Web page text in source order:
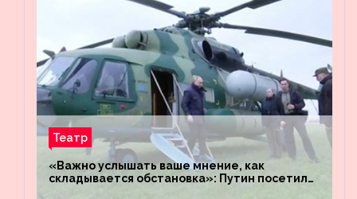
Театр
«Важно услышать ваше мнение, как
складывается обстановка»: Путин посетил